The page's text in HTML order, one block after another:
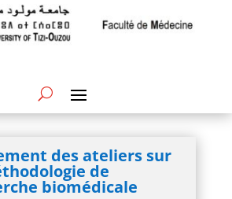
des ateliers sur
de
biomédicale